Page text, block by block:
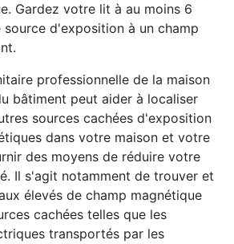
Gardez votre lit à au moins 6
d'exposition à un champ
professionnelle de la maison
bâtiment peut aider à localiser
sources cachées d'exposition
dans votre maison et votre
des moyens de réduire votre
Il s'agit notamment de trouver et
élevés de champ magnétique
cachées telles que les
transportés par les